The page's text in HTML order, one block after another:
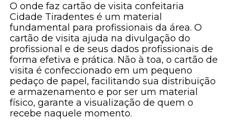
O onde faz cartão de visita confeitaria
Cidade Tiradentes é um material
fundamental para profissionais da área. O
cartão de visita ajuda na divulgação do
profissional e de seus dados profissionais de
forma efetiva e prática. Não à toa, o cartão de
visita é confeccionado em um pequeno
pedaço de papel, facilitando sua distribuição
e armazenamento e por ser um material
físico, garante a visualização de quem o
recebe naquele momento.